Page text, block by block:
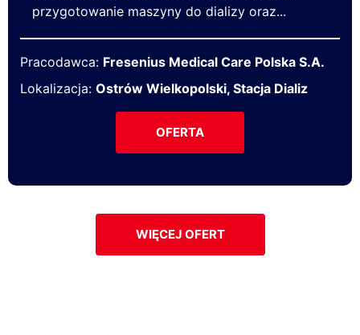
przygotowanie maszyny do dializy oraz...
Pracodawca: Fresenius Medical Care Polska S.A.
Lokalizacja: Ostrów Wielkopolski, Stacja Dializ
OFERTA
WIĘCEJ OFERT